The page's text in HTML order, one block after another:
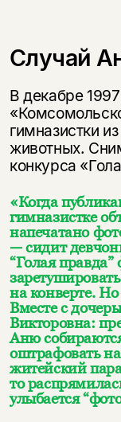
Случай
В декабре
гимназистки
животных.
конкурса
«Когда
гимназистке
напечатано
— сидит
“Голая
на конверте.
Вместе с
Викторовна:
Аню
оштрафовать
житейский
то
улыбается